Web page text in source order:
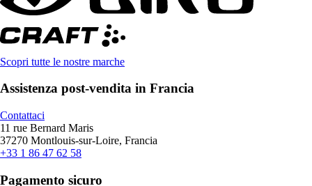
Scopri tutte le nostre marche
Assistenza post-vendita in Francia
Contattaci
11 rue Bernard Maris
37270 Montlouis-sur-Loire, Francia
+33 1 86 47 62 58
Pagamento sicuro